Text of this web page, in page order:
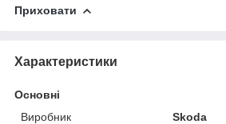
Приховати
Характеристики
Основні
Виробник
Skoda